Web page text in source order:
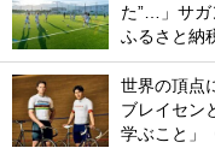
た”…」サガ
ふるさと納
世界の頂点
ブレイセン
学ぶこと」